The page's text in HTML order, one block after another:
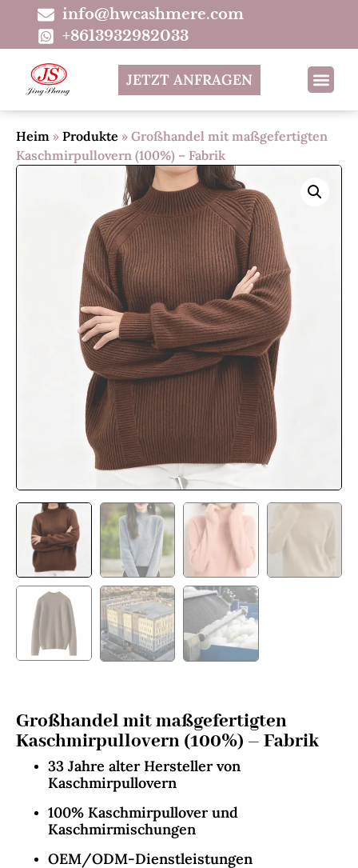
info@hwcashmere.com
+8613932982033
JETZT ANFRAGEN
Heim » Produkte » Großhandel mit maßgefertigten
Kaschmirpullovern (100%) – Fabrik
Großhandel mit maßgefertigten
Kaschmirpullovern (100%) – Fabrik
33 Jahre alter Hersteller von
Kaschmirpullovern
100% Kaschmirpullover und
Kaschmirmischungen
OEM/ODM-Dienstleistungen